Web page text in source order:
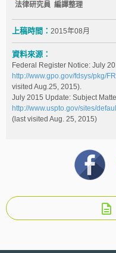
法律研究員 編譯整理
上稿時間： 2015年08月
資料來源：
Federal Register Notice: July
http://www.gpo.gov/fdsys/pkg/
visited Aug.25, 2015).
July 2015 Update: Subject
http://www.uspto.gov/sites/
(last visited Aug. 25, 2015)